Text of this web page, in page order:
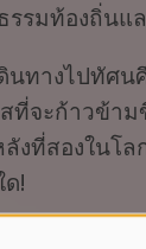
รมท้องถิ่นแ
นทางไปทัศน
ที่จะก้าวข้า
งที่สองในโ
ด!